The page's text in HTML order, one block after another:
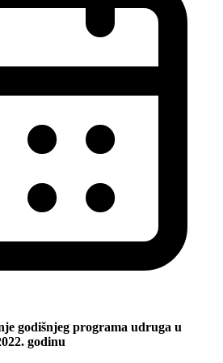
godišnjeg programa udruga u
godinu